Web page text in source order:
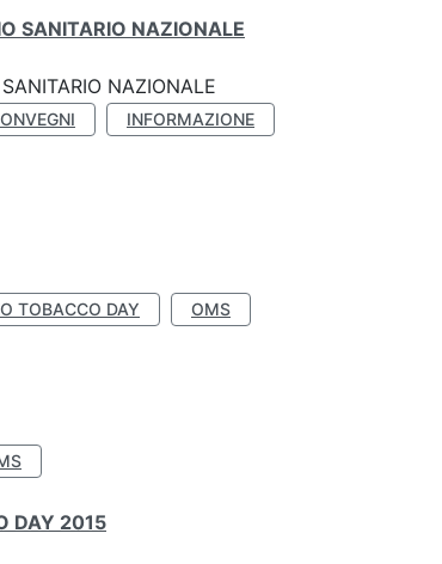
SANITARIO NAZIONALE
NAZIONALE
INFORMAZIONE
TOBACCO DAY OMS
DAY 2015